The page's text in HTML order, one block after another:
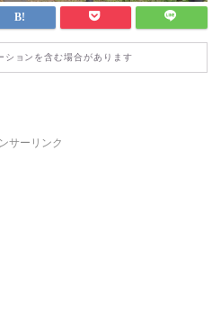
ションを含む場合があります
サーリンク